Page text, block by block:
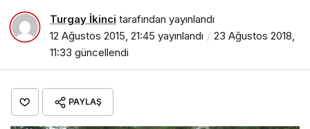
Turgay İkinci tarafından yayınlandı
12 Ağustos 2015, 21:45 yayınlandı
23 Ağustos 2018,
11:33 güncellendi
PAYLAŞ